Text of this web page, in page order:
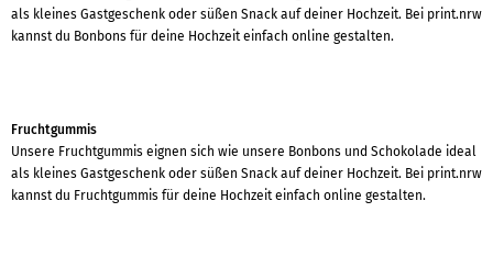
als kleines Gastgeschenk oder süßen Snack auf deiner Hochzeit. Bei print.nrw
kannst du Bonbons für deine Hochzeit einfach online gestalten.
Fruchtgummis
Unsere Fruchtgummis eignen sich wie unsere Bonbons und Schokolade ideal
als kleines Gastgeschenk oder süßen Snack auf deiner Hochzeit. Bei print.nrw
kannst du Fruchtgummis für deine Hochzeit einfach online gestalten.